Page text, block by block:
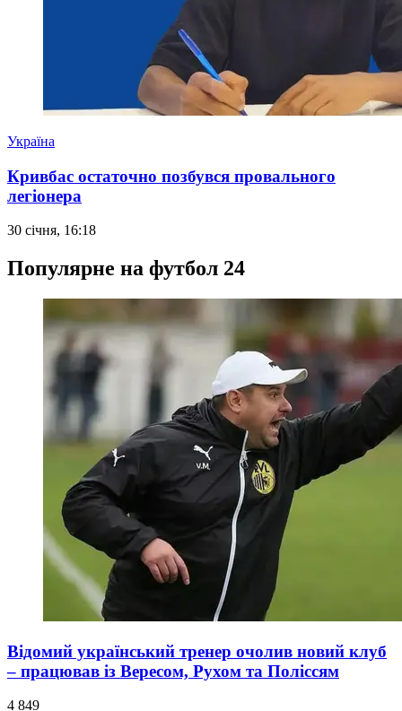
Україна
Кривбас остаточно позбувся провального
легіонера
30 січня, 16:18
Популярне на футбол 24
Відомий український тренер очолив новий клуб
– працював із Вересом, Рухом та Поліссям
4 849